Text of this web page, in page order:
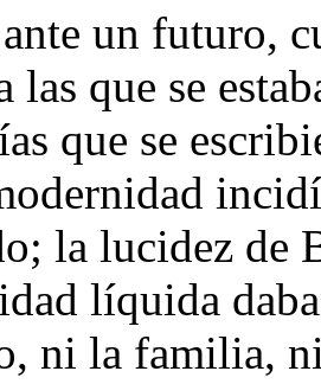
un futuro,
las que se
que se
la lucidez de
líquida
ni la familia,